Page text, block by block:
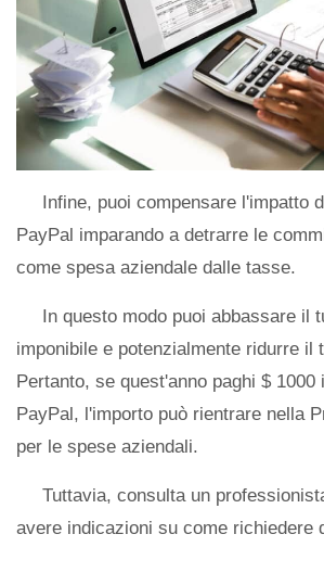
Infine, puoi compensare l'impatto
PayPal imparando a detrarre le
come spesa aziendale dalle tasse.
In questo modo puoi abbassare il
imponibile e potenzialmente ridurre il
Pertanto, se quest'anno paghi $
PayPal, l'importo può rientrare nella
per le spese aziendali.
Tuttavia, consulta un
avere indicazioni su come richiedere